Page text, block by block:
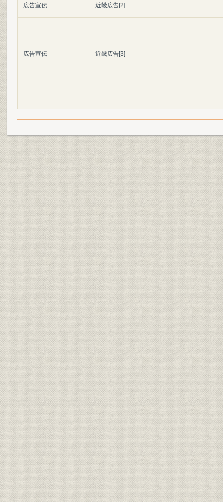
広告宣伝 近畿広告[2]
広告宣伝 近畿広告[3]
経営 大広(現在)
経営 新聞の企画
経営 雑誌の企画
経営 ラジオの企画
経営 テレビの企画
広告宣伝 屋外広告
催し イベント
催し 文化イベント
催し 芸術イベント
催し スポーツイベント
博覧会 博覧会
博覧会 国際花と緑の博覧会
デザイン 環境デザイン
経営 新商品開発の企画
経営 CI & VI
経営 クリエイティブ作品